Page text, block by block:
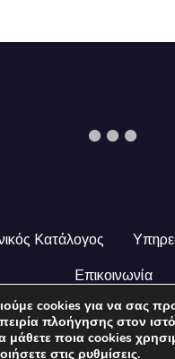
Κατάλογος
Επικοινωνία
RIGHTS RESERVED.
cookies για να σας
πλοήγησης στον
μάθετε ποια cookies
στις ρυθμίσεις.